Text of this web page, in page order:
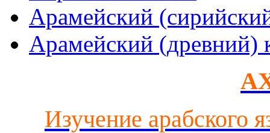
Арамейский
Арамейский (древний)
Изучение арабского